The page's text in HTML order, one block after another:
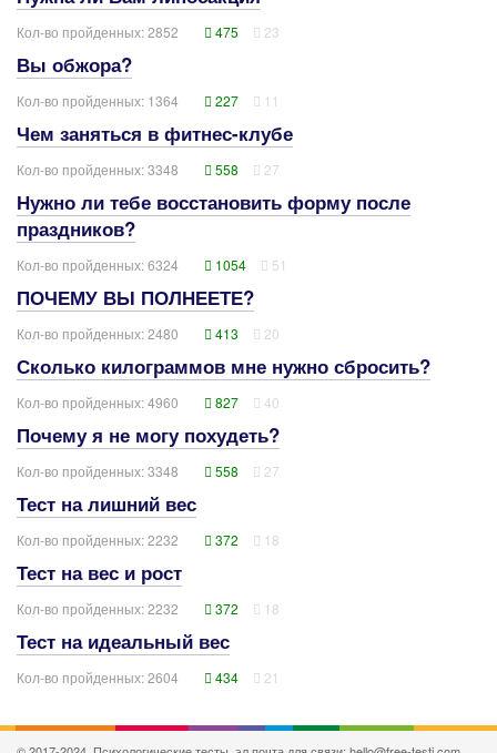
Кол-во пройденных: 2852 475 23
Вы обжора?
Кол-во пройденных: 1364 227 11
Чем заняться в фитнес-клубе
Кол-во пройденных: 3348 558 27
Нужно ли тебе восстановить форму после
праздников?
Кол-во пройденных: 6324 1054 51
ПОЧЕМУ ВЫ ПОЛНЕЕТЕ?
Кол-во пройденных: 2480 413 20
Сколько килограммов мне нужно сбросить?
Кол-во пройденных: 4960 827 40
Почему я не могу похудеть?
Кол-во пройденных: 3348 558 27
Тест на лишний вес
Кол-во пройденных: 2232 372 18
Тест на вес и рост
Кол-во пройденных: 2232 372 18
Тест на идеальный вес
Кол-во пройденных: 2604 434 21